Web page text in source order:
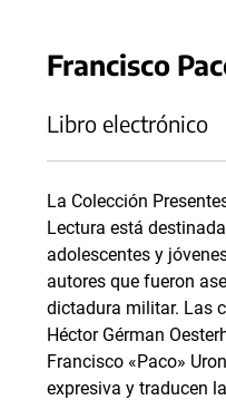
Francisco
Libro electrónico
La Colección
Lectura está
adolescentes y
autores que fueron
dictadura militar. Las
Héctor Gérman
Francisco «Paco»
expresiva y traducen